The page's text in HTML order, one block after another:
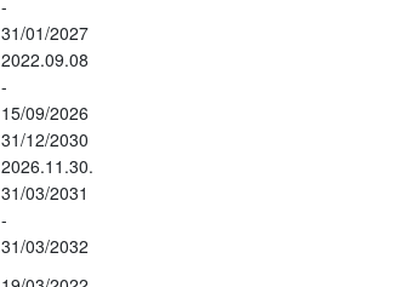
-
31/01/2027
2022.09.08
-
15/09/2026
31/12/2030
2026.11.30.
31/03/2031
-
31/03/2032